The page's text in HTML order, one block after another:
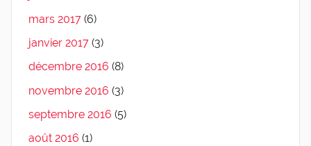
mars 2017 (6)
janvier 2017 (3)
décembre 2016 (8)
novembre 2016 (3)
septembre 2016 (5)
août 2016 (1)